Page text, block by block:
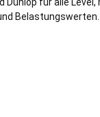
Belastungswerten.